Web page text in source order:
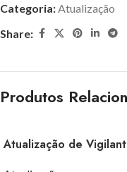
Categoria: Atualização
Share:
Produtos
Atualização de